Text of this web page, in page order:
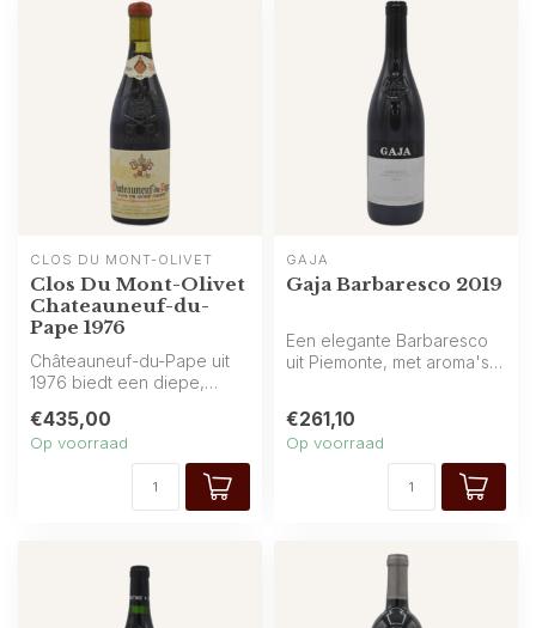
CLOS DU MONT-OLIVET
Clos Du Mont-Olivet
Chateauneuf-du-
Pape 1976
Châteauneuf-du-Pape uit
1976 biedt een diepe,
gedroogde v...
€435,00
Op voorraad
GAJA
Gaja Barbaresco 2019
Een elegante Barbaresco
uit Piemonte, met aroma's
€261,10
Op voorraad